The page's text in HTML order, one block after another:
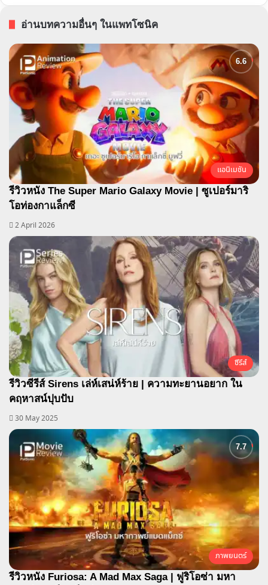
อ่านบทความอื่นๆ ในแพทโซนิค
แอนิเมชัน
รีวิวหนัง The Super Mario Galaxy Movie | ซูเปอร์มาริ
โอท่องกาแล็กซี
2 April 2026
ซีรีส์
รีวิวซีรีส์ Sirens เล่ห์เสน่ห์ร้าย | ความทะยานอยาก ใน
คฤหาสน์ปุบปับ
30 May 2025
ภาพยนตร์
รีวิวหนัง Furiosa: A Mad Max Saga | ฟูริโอซ่า มหา